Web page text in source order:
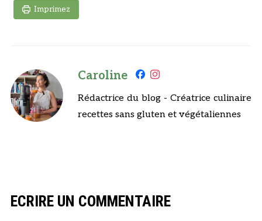
Imprimez
Caroline
Rédactrice du blog - Créatrice culinaire
recettes sans gluten et végétaliennes
ECRIRE UN COMMENTAIRE